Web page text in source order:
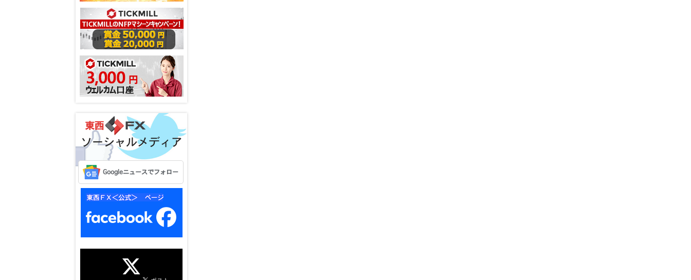
ソーシャルメディア
Googleニュースでフォロー